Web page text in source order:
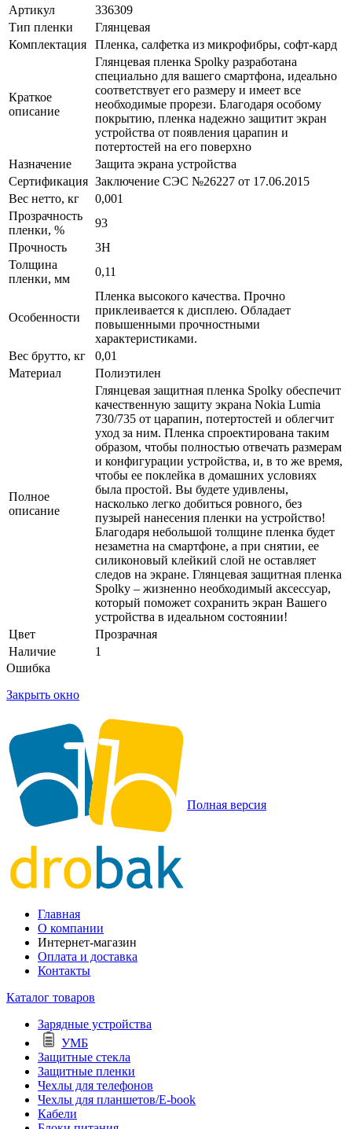
Артикул
336309
Тип пленки
Глянцевая
Комплектация
Пленка, салфетка из микрофибры, софт-кард
Краткое
описание
Глянцевая пленка Spolky разработана
специально для вашего смартфона, идеально
соответствует его размеру и имеет все
необходимые прорези. Благодаря особому
покрытию, пленка надежно защитит экран
устройства от появления царапин и
потертостей на его поверхно
Назначение
Защита экрана устройства
Сертификация Заключение СЭС №26227 от 17.06.2015
Вес нетто, кг
0,001
Прозрачность
пленки, %
93
Прочность
3H
Толщина
пленки, мм
0,11
Особенности
Пленка высокого качества. Прочно
приклеивается к дисплею. Обладает
повышенными прочностными
характеристиками.
Вес брутто, кг
0,01
Материал
Полиэтилен
Полное
описание
Глянцевая защитная пленка Spolky обеспечит
качественную защиту экрана Nokia Lumia
730/735 от царапин, потертостей и облегчит
уход за ним. Пленка спроектирована таким
образом, чтобы полностью отвечать размерам
и конфигурации устройства, и, в то же время,
чтобы ее поклейка в домашних условиях
была простой. Вы будете удивлены,
насколько легко добиться ровного, без
пузырей нанесения пленки на устройство!
Благодаря небольшой толщине пленка будет
незаметна на смартфоне, а при снятии, ее
силиконовый клейкий слой не оставляет
следов на экране. Глянцевая защитная пленка
Spolky – жизненно необходимый аксессуар,
который поможет сохранить экран Вашего
устройства в идеальном состоянии!
Цвет
Прозрачная
Наличие
1
Ошибка
Закрыть окно
Полная версия
Главная
О компании
Интернет-магазин
Оплата и доставка
Контакты
Каталог товаров
Зарядные устройства
УМБ
Защитные стекла
Защитные пленки
Чехлы для телефонов
Чехлы для планшетов/E-book
Кабели